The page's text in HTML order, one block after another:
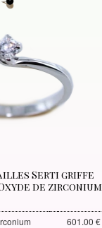
Serti griffe
de zirconium
601.00 €